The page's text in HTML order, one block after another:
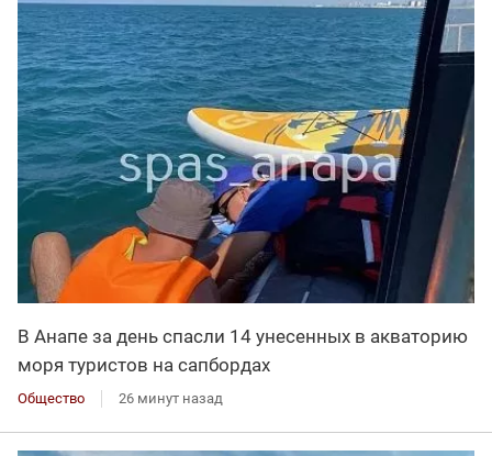
В Анапе за день спасли 14 унесенных в акваторию
моря туристов на сапбордах
Общество 26 минут назад